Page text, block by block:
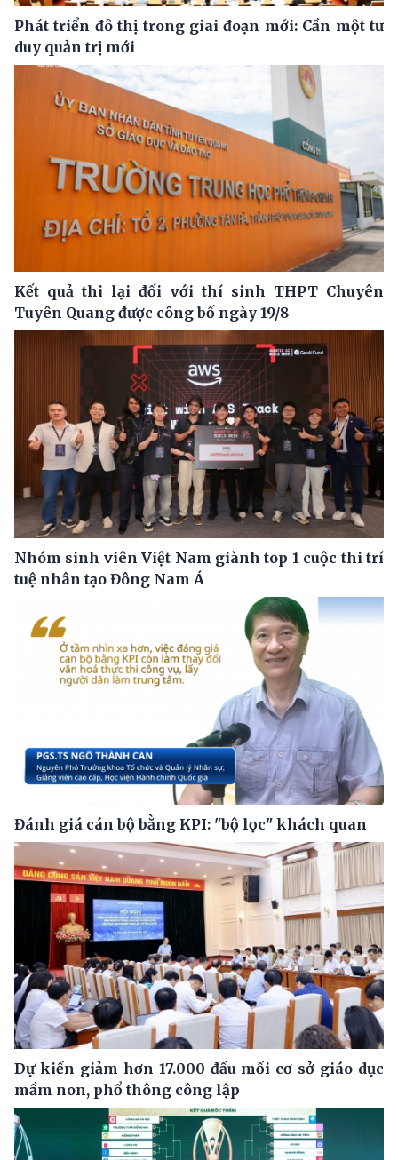
Phát triển đô thị trong giai đoạn mới: Cần một tư
duy quản trị mới
Kết quả thi lại đối với thí sinh THPT Chuyên
Tuyên Quang được công bố ngày 19/8
Nhóm sinh viên Việt Nam giành top 1 cuộc thi trí
tuệ nhân tạo Đông Nam Á
Đánh giá cán bộ bằng KPI: "bộ lọc" khách quan
Dự kiến giảm hơn 17.000 đầu mối cơ sở giáo dục
mầm non, phổ thông công lập